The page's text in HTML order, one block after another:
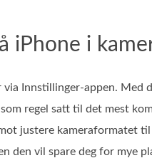
iPhone i
Innstillinger‑appen. Med
regel satt til det mest
justere kameraformatet
den vil spare deg for mye